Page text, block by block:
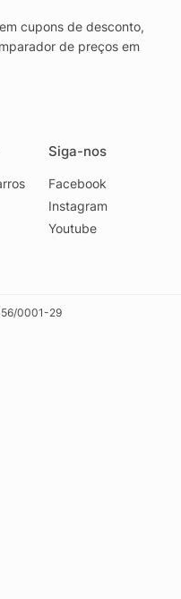
cupons de desconto,
de preços em
Siga-nos
Facebook
Instagram
Youtube
0001-29